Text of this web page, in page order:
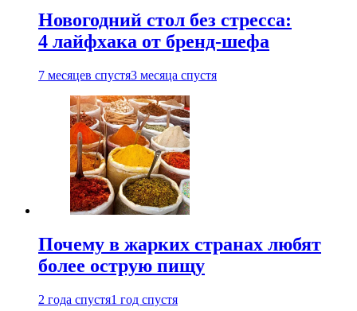
Новогодний стол без стресса:
4 лайфхака от бренд-шефа
7 месяцев спустя3 месяца спустя
Почему в жарких странах любят
более острую пищу
2 года спустя1 год спустя